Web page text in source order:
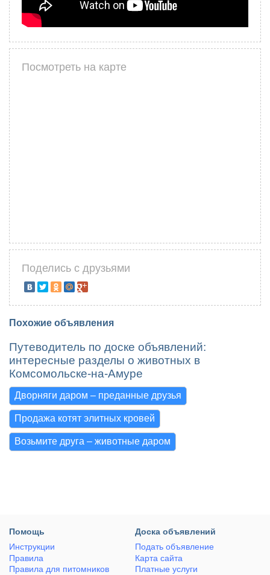
Посмотреть на карте
Поделись с друзьями
Похожие объявления
Путеводитель по доске объявлений:
интересные разделы о животных в
Комсомольске-на-Амуре
Дворняги даром – преданные друзья
Продажа котят элитных кровей
Возьмите друга – животные даром
Помощь
Инструкции
Правила
Правила для питомников
Доска объявлений
Подать объявление
Карта сайта
Платные услуги